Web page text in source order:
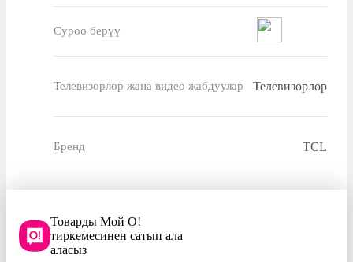
Суроо берүү
Телевизорлор жана видео жабдуулар Телевизорлор
Бренд TCL
Товарды Мой О!
тиркемесинен сатып ала
аласыз